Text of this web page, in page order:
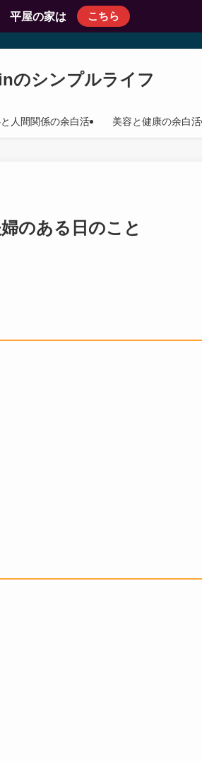
平屋の家は こちら
のシンプルライフ
人間関係の余白活 美容と健康の余白活
のある日のこと